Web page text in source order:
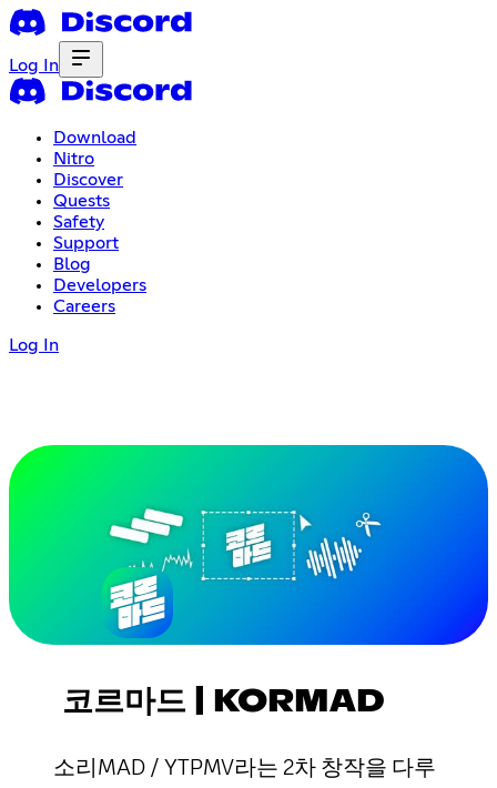
Log In
Download
Nitro
Discover
Quests
Safety
Support
Blog
Developers
Careers
Log In
코르마드 | KORMAD
소리MAD / YTPMV라는 2차 창작을 다루